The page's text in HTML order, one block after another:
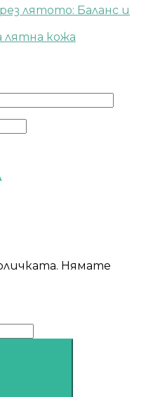
лятото: Баланс и
лятна кожа
Нямате